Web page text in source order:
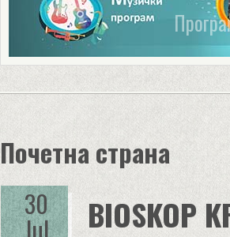
Секције и
Почетна страна
30
Jul
BIOSKOP